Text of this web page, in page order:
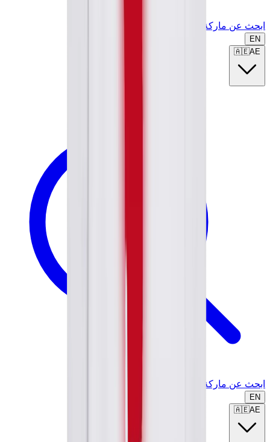
ابحث عن ماركة أو موديل...
EN
🇦🇪AE
ابحث عن ماركة أو موديل...
EN
🇦🇪AE